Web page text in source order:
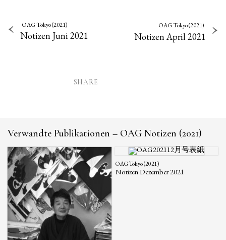
OAG Tokyo (2021)
Notizen Juni 2021
OAG Tokyo (2021)
Notizen April 2021
SHARE
Verwandte Publikationen – OAG Notizen (2021)
OAG Tokyo (2021)
Notizen Dezember 2021